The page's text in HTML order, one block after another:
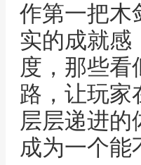
作第一把木
实的成就感
度，那些
路，让玩家
层层递进
成为一个能